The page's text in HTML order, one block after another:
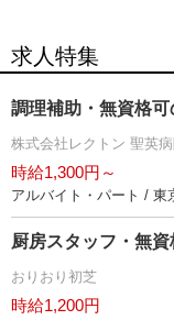
求人特集
調理補助・無資格
株式会社レクトン 聖英
時給1,300円～
アルバイト・パート / 東
厨房スタッフ・無
おりおり初芝
時給1,200円